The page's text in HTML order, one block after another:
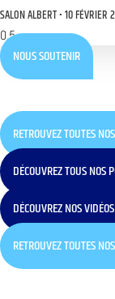
SALON ALBERT 10 FÉVRIER
NOUS SOUTENIR
RETROUVEZ TOUTES
DÉCOUVREZ TOUS NOS
DÉCOUVREZ NOS
RETROUVEZ TOUTES